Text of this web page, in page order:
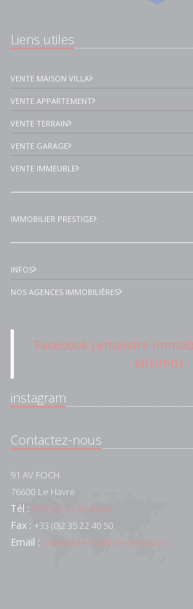
Liens utiles
VENTE MAISON VILLA
VENTE APPARTEMENT
VENTE TERRAIN
VENTE GARAGE
VENTE IMMEUBLE
IMMOBILIER PRESTIGE
INFOS
NOS AGENCES IMMOBILIÈRES
Facebook Lemaistre
environs
instagram
Contactez-nous
91 AV FOCH
76600 Le Havre
Tél : +33 (0)2 35 22 44 44
Fax : +33 (0)2 35 22 40 50
Email : contact@lemaistre-immo.com